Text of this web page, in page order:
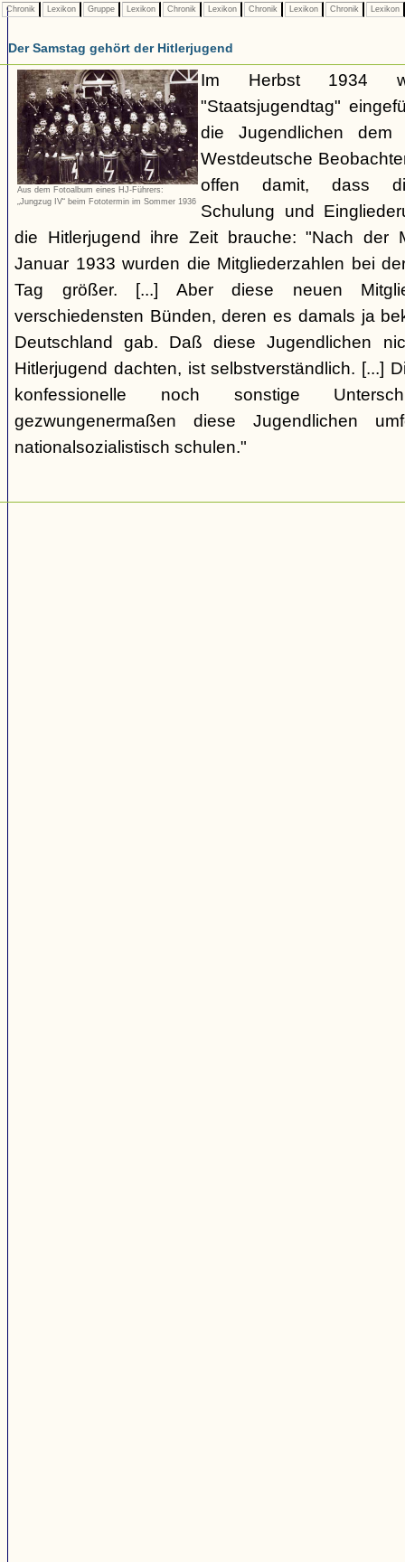
Chronik Lexikon Gruppe Lexikon Chronik Lexikon Chronik Lexikon Chronik Lexikon
Der Samstag gehört der Hitlerjugend
Aus dem Fotoalbum eines HJ-Führers:
„Jungzug IV“ beim Fototermin im Sommer 1936
Im Herbst 1934
"Staatsjugendtag"
die Jugendlichen dem
Westdeutsche
offen damit, dass
Schulung und
die Hitlerjugend ihre Zeit brauche: "Nach der
Januar 1933 wurden die Mitgliederzahlen bei
Tag größer. [...] Aber diese neuen
verschiedensten Bünden, deren es damals ja
Deutschland gab. Daß diese Jugendlichen
Hitlerjugend dachten, ist selbstverständlich. [...]
konfessionelle noch sonstige
gezwungenermaßen diese Jugendlichen
nationalsozialistisch schulen."